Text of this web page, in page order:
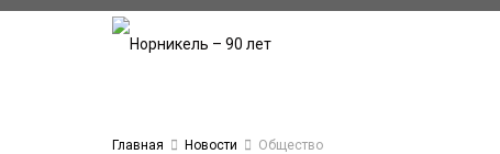
Главная Новости Общество